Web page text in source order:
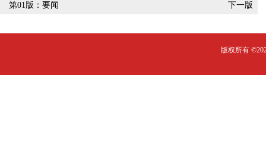
第01版：要闻 下一版
版权所有